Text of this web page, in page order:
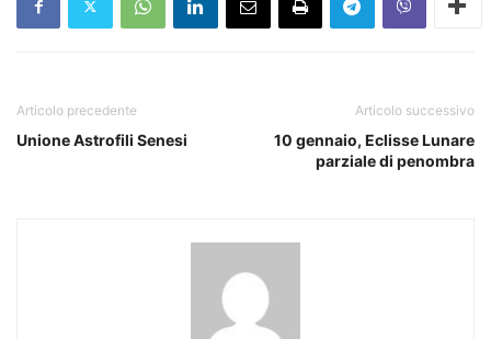
Articolo precedente
Unione Astrofili Senesi
Articolo successivo
10 gennaio, Eclisse Lunare
parziale di penombra